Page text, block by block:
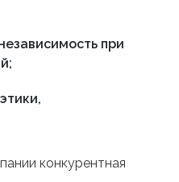
при
конкурентная